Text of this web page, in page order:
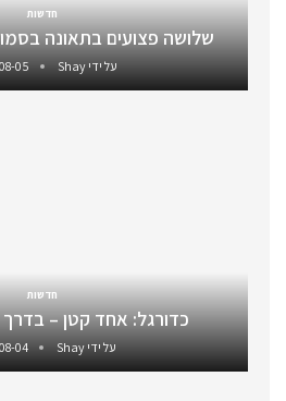
חדשות
שלושה פצועים בתאונה
על ידיShay
05
חדשות
כדורגל: אחד קטן –
על ידיShay
04